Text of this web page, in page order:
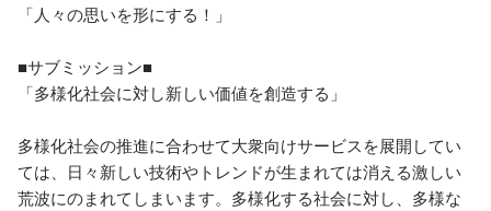
「人々の思いを形にする！」
■サブミッション■
「多様化社会に対し新しい価値を創造する」
多様化社会の推進に合わせて大衆向けサービスを展開してい
ては、日々新しい技術やトレンドが生まれては消える激しい
荒波にのまれてしまいます。多様化する社会に対し、多様な